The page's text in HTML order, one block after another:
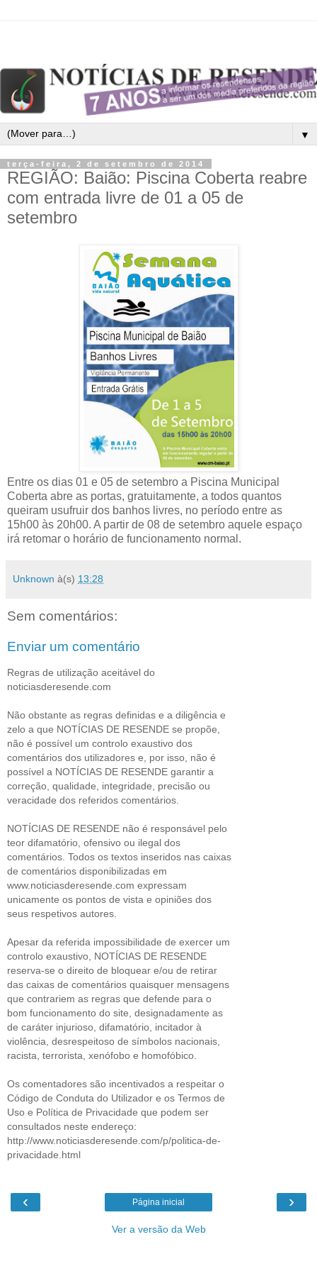
▼
terça-feira, 2 de setembro de 2014
REGIÃO: Baião: Piscina Coberta reabre
com entrada livre de 01 a 05 de
setembro
Entre os dias 01 e 05 de setembro a Piscina Municipal
Coberta abre as portas, gratuitamente, a todos quantos
queiram usufruir dos banhos livres, no período entre as
15h00 às 20h00. A partir de 08 de setembro aquele espaço
irá retomar o horário de funcionamento normal.
Unknown à(s) 13:28
Sem comentários:
Enviar um comentário
Regras de utilização aceitável do
noticiasderesende.com
Não obstante as regras definidas e a diligência e
zelo a que NOTÍCIAS DE RESENDE se propõe,
não é possível um controlo exaustivo dos
comentários dos utilizadores e, por isso, não é
possível a NOTÍCIAS DE RESENDE garantir a
correção, qualidade, integridade, precisão ou
veracidade dos referidos comentários.
NOTÍCIAS DE RESENDE não é responsável pelo
teor difamatório, ofensivo ou ilegal dos
comentários. Todos os textos inseridos nas caixas
de comentários disponibilizadas em
www.noticiasderesende.com expressam
unicamente os pontos de vista e opiniões dos
seus respetivos autores.
Apesar da referida impossibilidade de exercer um
controlo exaustivo, NOTÍCIAS DE RESENDE
reserva-se o direito de bloquear e/ou de retirar
das caixas de comentários quaisquer mensagens
que contrariem as regras que defende para o
bom funcionamento do site, designadamente as
de caráter injurioso, difamatório, incitador à
violência, desrespeitoso de símbolos nacionais,
racista, terrorista, xenófobo e homofóbico.
Os comentadores são incentivados a respeitar o
Código de Conduta do Utilizador e os Termos de
Uso e Política de Privacidade que podem ser
consultados neste endereço:
http://www.noticiasderesende.com/p/politica-de-
privacidade.html
‹ ›
Página inicial
Ver a versão da Web